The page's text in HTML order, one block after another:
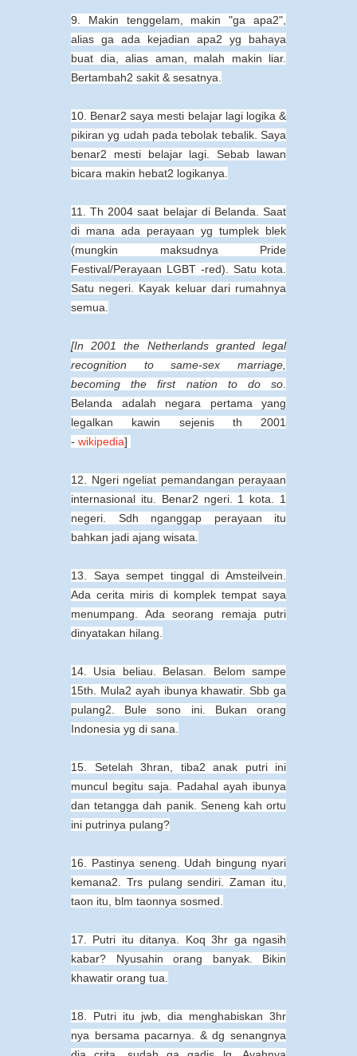
9. Makin tenggelam, makin "ga apa2",
alias ga ada kejadian apa2 yg bahaya
buat dia, alias aman, malah makin liar.
Bertambah2 sakit & sesatnya.
10. Benar2 saya mesti belajar lagi logika &
pikiran yg udah pada tebolak tebalik. Saya
benar2 mesti belajar lagi. Sebab lawan
bicara makin hebat2 logikanya.
11. Th 2004 saat belajar di Belanda. Saat
di mana ada perayaan yg tumplek blek
(mungkin maksudnya Pride
Festival/Perayaan LGBT -red). Satu kota.
Satu negeri. Kayak keluar dari rumahnya
semua.
[In 2001 the Netherlands granted legal
recognition to same-sex marriage,
becoming the first nation to do so
Belanda adalah negara pertama yang
legalkan kawin sejenis th 2001
- wikipedia]
12. Ngeri ngeliat pemandangan perayaan
internasional itu. Benar2 ngeri. 1 kota. 1
negeri. Sdh nganggap perayaan itu
bahkan jadi ajang wisata.
13. Saya sempet tinggal di Amsteilvein.
Ada cerita miris di komplek tempat saya
menumpang. Ada seorang remaja putri
dinyatakan hilang.
14. Usia beliau. Belasan. Belom sampe
15th. Mula2 ayah ibunya khawatir. Sbb ga
pulang2. Bule sono ini. Bukan orang
Indonesia yg di sana.
15. Setelah 3hran, tiba2 anak putri ini
muncul begitu saja. Padahal ayah ibunya
dan tetangga dah panik. Seneng kah ortu
ini putrinya pulang?
16. Pastinya seneng. Udah bingung nyari
kemana2. Trs pulang sendiri. Zaman itu,
taon itu, blm taonnya sosmed.
17. Putri itu ditanya. Koq 3hr ga ngasih
kabar? Nyusahin orang banyak. Bikin
khawatir orang tua.
18. Putri itu jwb, dia menghabiskan 3hr
nya bersama pacarnya. & dg senangnya